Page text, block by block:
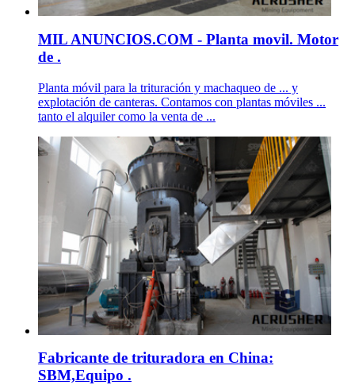
MIL ANUNCIOS.COM - Planta movil. Motor
de .
Planta móvil para la trituración y machaqueo de ... y
explotación de canteras. Contamos con plantas móviles ...
tanto el alquiler como la venta de ...
Fabricante de trituradora en China:
SBM,Equipo .